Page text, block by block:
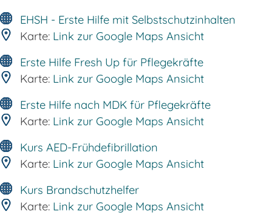
EHSH - Erste Hilfe mit Selbstschutzinhalten
Karte: Link zur Google Maps Ansicht
Erste Hilfe Fresh Up für Pflegekräfte
Karte: Link zur Google Maps Ansicht
Erste Hilfe nach MDK für Pflegekräfte
Karte: Link zur Google Maps Ansicht
Kurs AED-Frühdefibrillation
Karte: Link zur Google Maps Ansicht
Kurs Brandschutzhelfer
Karte: Link zur Google Maps Ansicht